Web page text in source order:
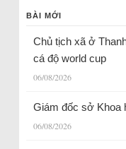
BÀI MỚI
Chủ tịch xã ở
cá độ world cup
06/08/2026
Giám đốc sở Khoa
06/08/2026